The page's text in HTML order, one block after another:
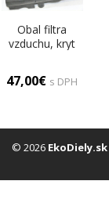
Obal filtra
vzduchu, kryt
1.2HTP r.v. 99-
47,00€ s DPH
© 2026 EkoDiely.sk